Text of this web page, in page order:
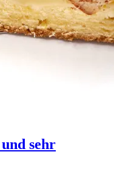
sehr